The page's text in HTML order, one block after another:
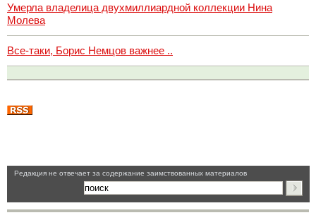
Умерла владелица двухмиллиардной коллекции Нина
Молева
Все-таки, Борис Немцов важнее ..
Pедакция не отвечает за содержание заимствованных материалов